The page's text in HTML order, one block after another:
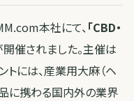
本社にて、「CBD・
催されました。主催は
トには、産業用大麻（ヘ
品に携わる国内外の業界